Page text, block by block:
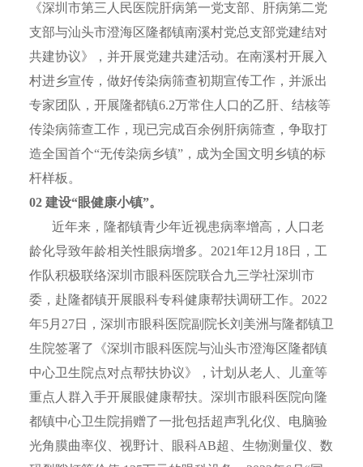
《深圳市第三人民医院肝病第一党支部、肝病第二党
支部与汕头市澄海区隆都镇南溪村党总支部党建结对
共建协议》，并开展党建共建活动。在南溪村开展入
村进乡宣传，做好传染病筛查初期宣传工作，并派出
专家团队，开展隆都镇6.2万常住人口的乙肝、结核等
传染病筛查工作，现已完成百余例肝病筛查，争取打
造全国首个“无传染病乡镇”，成为全国文明乡镇的标
杆样板。
02 建设“眼健康小镇”。
近年来，隆都镇青少年近视患病率增高，人口老
龄化导致年龄相关性眼病增多。2021年12月18日，工
作队积极联络深圳市眼科医院联合九三学社深圳市
委，赴隆都镇开展眼科专科健康帮扶调研工作。2022
年5月27日，深圳市眼科医院副院长刘美洲与隆都镇卫
生院签署了《深圳市眼科医院与汕头市澄海区隆都镇
中心卫生院点对点帮扶协议》，计划从老人、儿童等
重点人群入手开展眼健康帮扶。深圳市眼科医院向隆
都镇中心卫生院捐赠了一批包括超声乳化仪、电脑验
光角膜曲率仪、视野计、眼科AB超、生物测量仪、数